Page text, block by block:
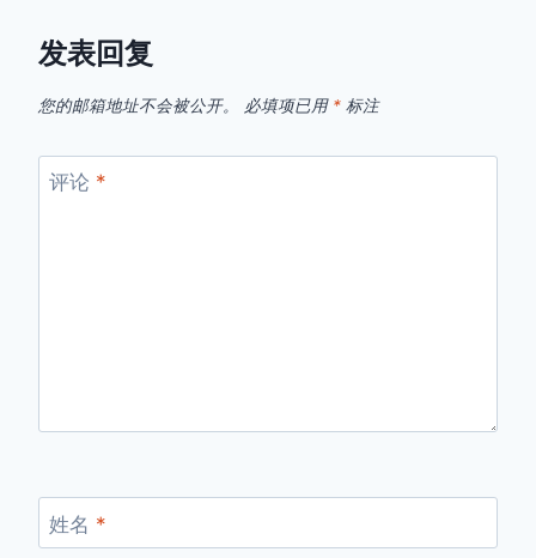
发表回复
您的邮箱地址不会被公开。 必填项已用 * 标注
评论 *
姓名 *